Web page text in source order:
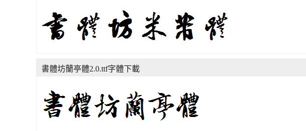
書體坊蘭亭體2.0.ttf字體下載